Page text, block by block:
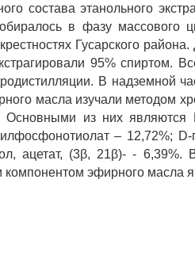
состава этанольного
в фазу массового
Гусарского
95% спиртом.
В надземной
масла изучали методом
из них являются
– 12,72%;
ацетат, (3β, 21β)- -
эфирного масла